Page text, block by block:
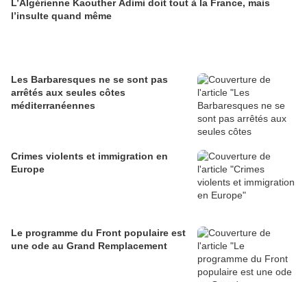
L’Algérienne Kaouther Adimi doit tout à la France, mais
l’insulte quand même
Les Barbaresques ne se sont pas
arrêtés aux seules côtes
méditerranéennes
Crimes violents et immigration en
Europe
Le programme du Front populaire est
une ode au Grand Remplacement